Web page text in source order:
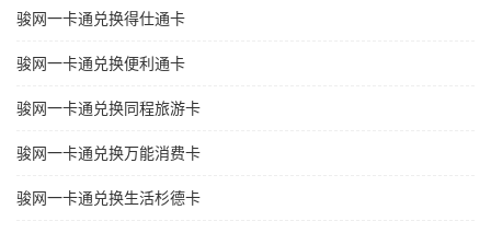
骏网一卡通兑换得仕通卡
骏网一卡通兑换便利通卡
骏网一卡通兑换同程旅游卡
骏网一卡通兑换万能消费卡
骏网一卡通兑换生活杉德卡